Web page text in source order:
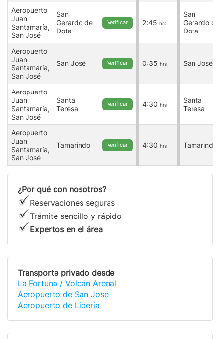
Aeropuerto
Juan
Santamaría,
San José
San
Gerardo de
Dota
Verificar 2:45 hrs
San
Gerardo de
Dota
Aeropuerto
Juan
Santamaría,
San José
San José Verificar 0:35 hrs San José
Aeropuerto
Juan
Santamaría,
San José
Santa
Teresa
Verificar 4:30 hrs
Santa
Teresa
Aeropuerto
Juan
Santamaría,
San José
Tamarindo Verificar 4:30 hrs Tamarindo
¿Por qué con nosotros?
Reservaciones seguras
Trámite sencillo y rápido
Expertos en el área
Transporte privado desde
La Fortuna / Volcán Arenal
Aeropuerto de San José
Aeropuerto de Liberia